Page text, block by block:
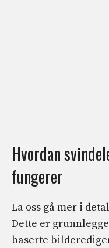
Hvordan
fungerer
La oss gå mer i
Dette er
baserte